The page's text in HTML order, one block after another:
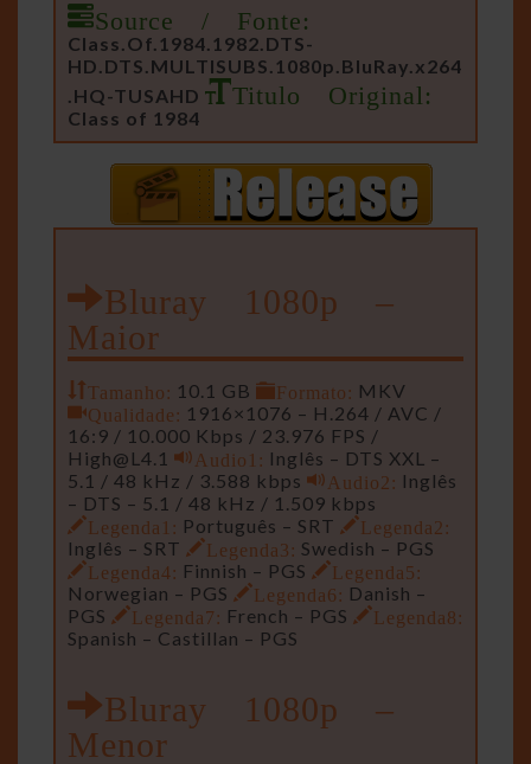
Source / Fonte:
Class.Of.1984.1982.DTS-
HD.DTS.MULTISUBS.1080p.BluRay.x264
.HQ-TUSAHD
Titulo Original:
Class of 1984
Bluray 1080p –
Maior
Tamanho: 10.1 GB Formato: MKV
Qualidade: 1916×1076 – H.264 / AVC /
16:9 / 10.000 Kbps / 23.976 FPS /
High@L4.1
Audio1: Inglês – DTS XXL –
5.1 / 48 kHz / 3.588 kbps
Audio2: Inglês
– DTS – 5.1 / 48 kHz / 1.509 kbps
Legenda1: Português – SRT
Legenda2:
Inglês – SRT
Legenda3: Swedish – PGS
Legenda4: Finnish – PGS
Legenda5:
Norwegian – PGS
Legenda6: Danish –
PGS
Legenda7: French – PGS
Legenda8:
Spanish – Castillan – PGS
Bluray 1080p –
Menor